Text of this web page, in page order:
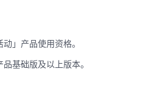
」产品使用资格。
基础版及以上版本。